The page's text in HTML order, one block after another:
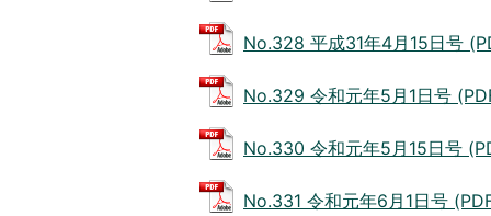
No.328 平成31年4月15日号
No.329 令和元年5月1日号
No.330 令和元年5月15日号
No.331 令和元年6月1日号